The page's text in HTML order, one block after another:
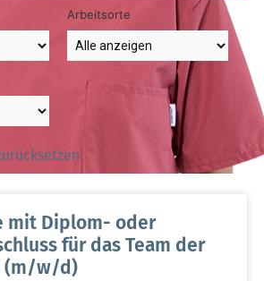
Arbeitsorte
mit Diplom- oder
für das Team der
(m/w/d)